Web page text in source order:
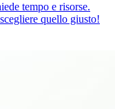
tempo e risorse.
quello giusto!